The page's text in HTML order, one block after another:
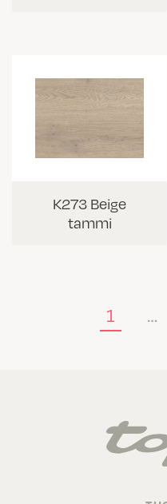
K273 Beige
tammi
1 …